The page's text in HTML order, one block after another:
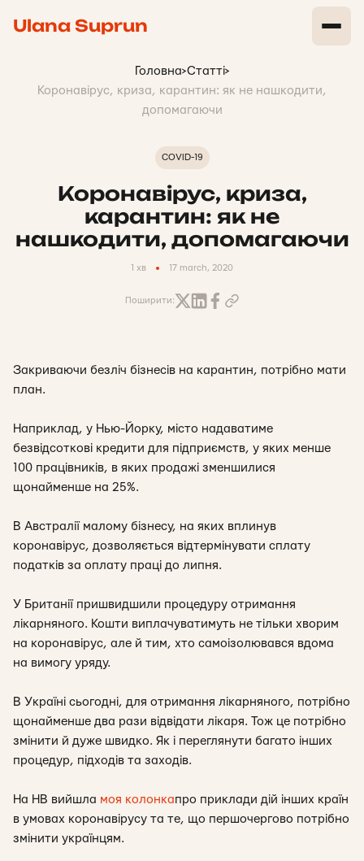
Ulana Suprun
Головна>Статті>
Коронавірус, криза, карантин: як не нашкодити,
допомагаючи
COVID-19
Коронавірус, криза,
карантин: як не
нашкодити, допомагаючи
1 хв 17 march, 2020
Поширити:
Закриваючи безліч бізнесів на карантин, потрібно мати
план.
Наприклад, у Нью-Йорку, місто надаватиме
безвідсоткові кредити для підприємств, у яких менше
100 працівників, в яких продажі зменшилися
щонайменше на 25%.
В Австралії малому бізнесу, на яких вплинув
коронавірус, дозволяється відтермінувати сплату
податків за оплату праці до липня.
У Британії пришвидшили процедуру отримання
лікарняного. Кошти виплачуватимуть не тільки хворим
на коронавірус, але й тим, хто самоізолювався вдома
на вимогу уряду.
В Україні сьогодні, для отримання лікарняного, потрібно
щонайменше два рази відвідати лікаря. Тож це потрібно
змінити й дуже швидко. Як і переглянути багато інших
процедур, підходів та заходів.
На НВ вийшла моя колонкапро приклади дій інших країн
в умовах коронавірусу та те, що першочергово потрібно
змінити українцям.